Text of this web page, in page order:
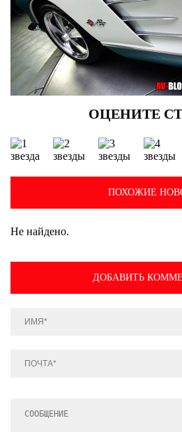
ПОХОЖИЕ
Не найдено.
ДОБАВИТЬ